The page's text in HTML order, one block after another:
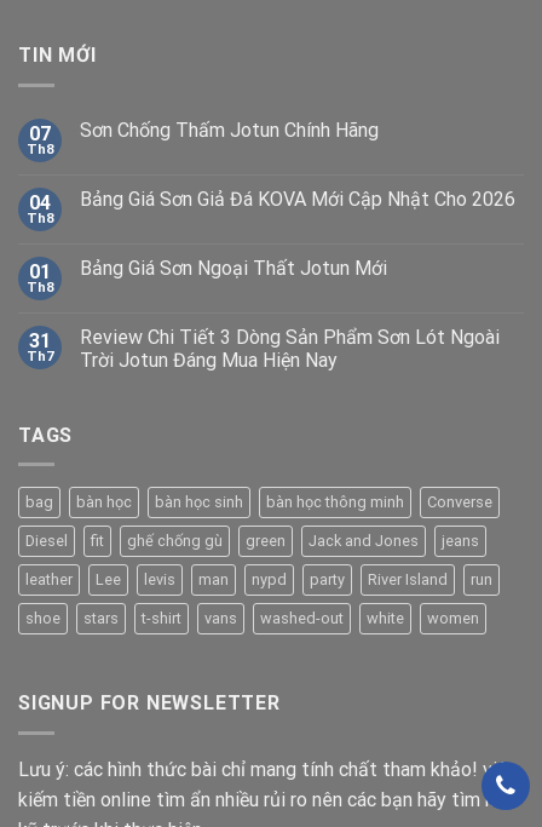
TIN MỚI
07
Th8
Sơn Chống Thấm Jotun Chính Hãng
04
Th8
Bảng Giá Sơn Giả Đá KOVA Mới Cập Nhật Cho 2026
01
Th8
Bảng Giá Sơn Ngoại Thất Jotun Mới
31
Th7
Review Chi Tiết 3 Dòng Sản Phẩm Sơn Lót Ngoài
Trời Jotun Đáng Mua Hiện Nay
TAGS
bag bàn học bàn học sinh bàn học thông minh Converse
Diesel fit ghế chống gù green Jack and Jones jeans
leather Lee levis man nypd party River Island run
shoe stars t-shirt vans washed-out white women
SIGNUP FOR NEWSLETTER
Lưu ý: các hình thức bài chỉ mang tính chất tham khảo! việc
kiếm tiền online tìm ẩn nhiều rủi ro nên các bạn hãy tìm hiểu